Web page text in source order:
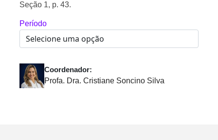
Seção 1, p. 43.
Período
Coordenador:
Profa. Dra. Cristiane Soncino Silva